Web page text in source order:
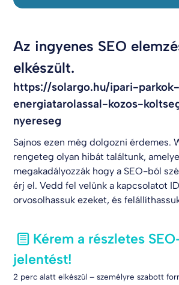
Az ingyenes SEO
elkészült.
https://solargo.hu/ipari-
energiatarolassal-kozos-
nyereseg
Sajnos ezen még dolgozni érdemes.
rengeteg olyan hibát találtunk,
megakadályozzák hogy a SEO-ból
érj el. Vedd fel velünk a kapcsolatot
orvosolhassuk ezeket, és
Kérem a részletes
jelentést!
2 perc alatt elkészül – személyre szabott